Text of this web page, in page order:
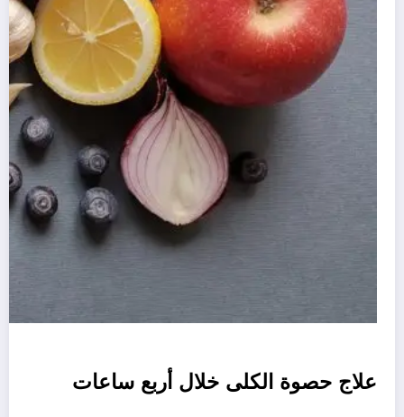
علاج حصوة الكلى خلال أربع ساعات